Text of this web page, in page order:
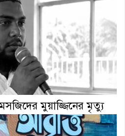
মুয়াজ্জিনের মৃত্যু